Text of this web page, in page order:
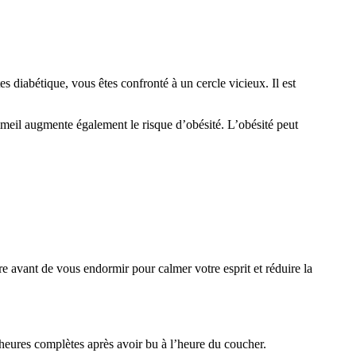
diabétique, vous êtes confronté à un cercle vicieux. Il est
augmente également le risque d’obésité. L’obésité peut
avant de vous endormir pour calmer votre esprit et réduire la
complètes après avoir bu à l’heure du coucher.